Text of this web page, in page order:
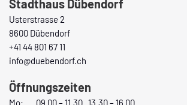
Stadthaus Dübendorf
Usterstrasse 2
8600 Dübendorf
+41 44 801 67 11
info@duebendorf.ch
Öffnungszeiten
Mo:
09.00 – 11.30 13.30 – 16.00